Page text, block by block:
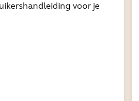
voor je